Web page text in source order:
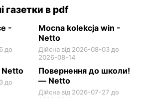
газетки в pdf
-
до
Mocna kolekcja win -
Netto
Дійсна від 2026-08-03 до
2026-08-14
Netto
до
Повернення до школи!
— Netto
Дійсна від 2026-07-27 до